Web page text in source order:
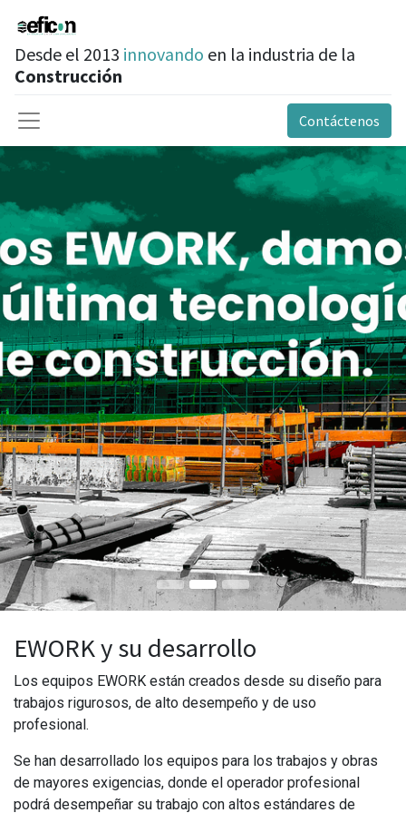
Desde el 2013 innovando en la industria de la
Construcción
Contáctenos
EWORK y su desarrollo
Los equipos EWORK están creados desde su diseño para
trabajos rigurosos, de alto desempeño y de uso
profesional.
Se han desarrollado los equipos para los trabajos y obras
de mayores exigencias, donde el operador profesional
podrá desempeñar su trabajo con altos estándares de